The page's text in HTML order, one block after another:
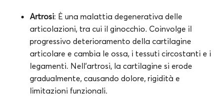
Artrosi: È una malattia degenerativa delle
articolazioni, tra cui il ginocchio. Coinvolge il
progressivo deterioramento della cartilagine
articolare e cambia le ossa, i tessuti circostanti e i
legamenti. Nell’artrosi, la cartilagine si erode
gradualmente, causando dolore, rigidità e
limitazioni funzionali.